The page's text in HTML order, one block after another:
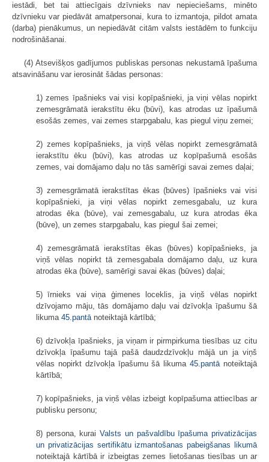
iestādi, bet tai attiecīgais dzīvnieks nav nepieciešams, minēto
dzīvnieku var piedāvāt amatpersonai, kura to izmantoja, pildot amata
(darba) pienākumus, un nepiedāvāt citām valsts iestādēm to funkciju
nodrošināšanai.
(4) Atsevišķos gadījumos publiskas personas nekustamā īpašuma
atsavināšanu var ierosināt šādas personas:
1) zemes īpašnieks vai visi kopīpašnieki, ja viņi vēlas nopirkt
zemesgrāmatā ierakstītu ēku (būvi), kas atrodas uz īpašumā
esošās zemes, vai zemes starpgabalu, kas piegul viņu zemei;
2) zemes kopīpašnieks, ja viņš vēlas nopirkt zemesgrāmatā
ierakstītu ēku (būvi), kas atrodas uz kopīpašumā esošās
zemes, vai domājamo daļu no tās samērīgi savai zemes daļai;
3) zemesgrāmatā ierakstītas ēkas (būves) īpašnieks vai visi
kopīpašnieki, ja viņi vēlas nopirkt zemesgabalu, uz kura
atrodas ēka (būve), vai zemesgabalu, uz kura atrodas ēka
(būve), un zemes starpgabalu, kas piegul šai zemei;
4) zemesgrāmatā ierakstītas ēkas (būves) kopīpašnieks, ja
viņš vēlas nopirkt tā zemesgabala domājamo daļu, uz kura
atrodas ēka (būve), samērīgi savai ēkas (būves) daļai;
5) īrnieks vai viņa ģimenes loceklis, ja viņš vēlas nopirkt
dzīvojamo māju, tās domājamo daļu vai dzīvokļa īpašumu šā
likuma 45.pantānoteiktajā kārtībā;
6) dzīvokļa īpašnieks, ja viņam ir pirmpirkuma tiesības uz citu
dzīvokļa īpašumu tajā pašā daudzdzīvokļu mājā un ja viņš
vēlas nopirkt dzīvokļa īpašumu šā likuma45.pantānoteiktajā
kārtībā;
7) kopīpašnieks, ja viņš vēlas izbeigt kopīpašuma attiecības ar
publisku personu;
8) persona, kuraiValsts un pašvaldību īpašuma privatizācijas
un privatizācijas sertifikātu izmantošanas pabeigšanas likumā
noteiktajā kārtībā ir izbeigtas zemes lietošanas tiesības un ar